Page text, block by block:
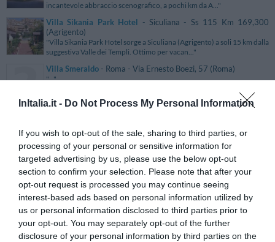
InItalia.it - Do Not Process My Personal Information
If you wish to opt-out of the sale, sharing to third parties, or
processing of your personal or sensitive information for
targeted advertising by us, please use the below opt-out
section to confirm your selection. Please note that after your
opt-out request is processed you may continue seeing
interest-based ads based on personal information utilized by
us or personal information disclosed to third parties prior to
your opt-out. You may separately opt-out of the further
disclosure of your personal information by third parties on the
incantevole abbraccio scenografico, a pochi km da A..."
Villa Sikania Park Hotel - Siculiana - Ss 115 Km 169,300
(Agrigento)
"Villa Sikania Park Hotel sorge a Siculiana (Agrigento) a soli 15 km dalla
suggestiva Valle dei Templi. Ottimo per vacan..."
Villa Smeraldo - Roma - Via Ernesto Boezi, 57 (Roma)
"..."
dall'aeroporto di Trapani e poco distante dalla..."
Villa Spirito Santo- Terni - Strada Di Collerolletta, 15 (Terni)
"Villa Spirito Santo sorge in una struttura del XVII secolo
recentemente ristrutturata, in posizione strategica rispetto ..."
Villa Sunset Bed & Breakfast- Frazione Fontane Bianche -
Viale Dei Lidi, 234 (Siracusa)
"Il B&B Villa Sunset si trova in località Fontane Bianche, così
denominata per le numerose sorgenti naturali di acqua dol..."